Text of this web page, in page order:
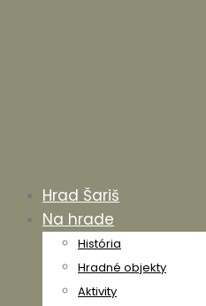
Hrad Šariš
Na hrade
História
Hradné objekty
Aktivity